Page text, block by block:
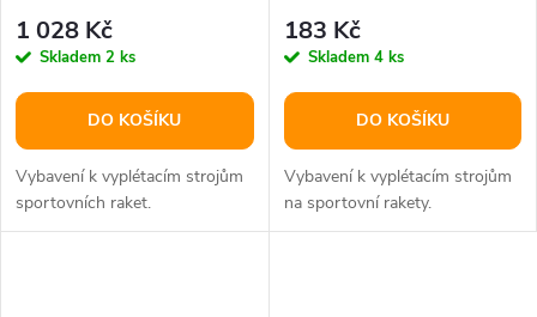
1 028 Kč
Skladem 2 ks
DO KOŠÍKU
Vybavení k vyplétacím strojům
sportovních raket.
183 Kč
Skladem 4 ks
DO KOŠÍKU
Vybavení k vyplétacím strojům
na sportovní rakety.